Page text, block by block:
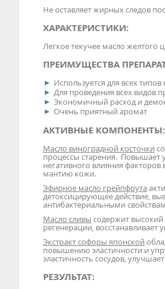
Не оставляет жирных следов
ХАРАКТЕРИСТИКИ:
Легкое текучее масло желтого
ПРЕИМУЩЕСТВА
Используется для всех
Для проведения всех видов
Экономичный расход и
Очень приятный аромат
АКТИВНЫЕ КОМПОНЕНТЫ:
Масло виноградной косточки
процессы старения. Повышает
негативного влияния
мантию кожи.
Эфирное масло грейпфрута
детоксицирующее действие,
антибактериальными
Масло сливы содержит
регенерации, восстанавливает
Экстракт софоры японской
повышению эластичности и
эластичность сосудов,
РЕЗУЛЬТАТ: